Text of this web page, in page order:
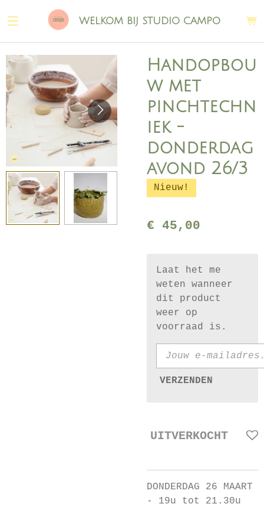
direct
de
hoofdinhoud
WELKOM BIJ STUDIO CAMPO
Handopbou
w met
pinchtechn
iek -
donderdag
avond 26/3
Nieuw!
€ 45,00
Laat het me
weten wanneer
dit product
weer op
voorraad is.
VERZENDEN
UITVERKOCHT
DONDERDAG 26 MAART
- 19u tot 21.30u